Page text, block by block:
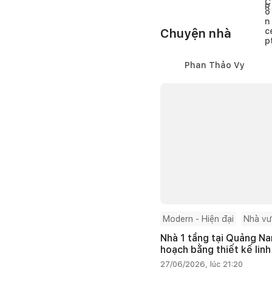
Chuyện nhà
Phan Thảo Vy
Modern - Hiện đại Nhà
Nhà 1 tầng tại Quảng
hoạch bằng thiết kế
27/06/2026, lúc 21:20